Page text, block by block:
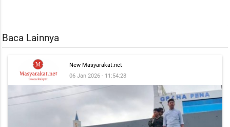
Baca Lainnya
New Masyarakat.net
06 Jan 2026 - 11:54:28